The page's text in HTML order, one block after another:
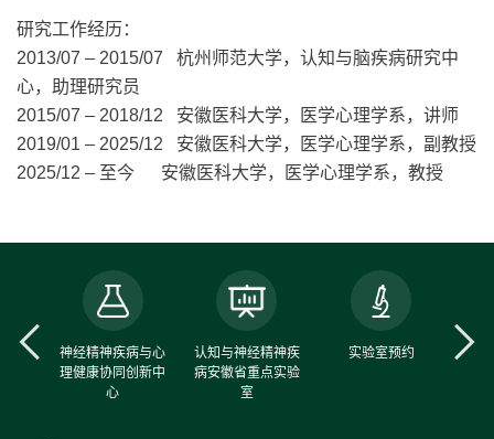
研究工作经历：
2013/07 – 2015/07 杭州师范大学，认知与脑疾病研究中
心，助理研究员
2015/07 – 2018/12 安徽医科大学，医学心理学系，讲师
2019/01 – 2025/12 安徽医科大学，医学心理学系，副教授
2025/12 – 至今 安徽医科大学，医学心理学系，教授
心
神经精神疾病与心
理健康协同创新中
心
认知与神经精神疾
病安徽省重点实验
室
实验室预约